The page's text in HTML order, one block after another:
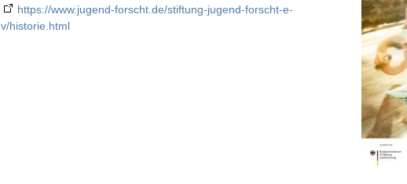
https://www.jugend-forscht.de/stiftung-jugend-forscht-e-
v/historie.html